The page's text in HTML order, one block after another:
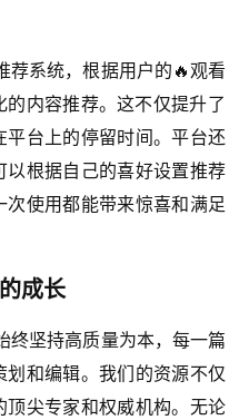
荐系统，根据用户的🔥观看
内容推荐。这不仅提升了
台上的停留时间。平台还
根据自己的喜好设置推荐
使用都能带来惊喜和满足
成长
终坚持高质量为本，每一篇
和编辑。我们的资源不仅
尖专家和权威机构。无论